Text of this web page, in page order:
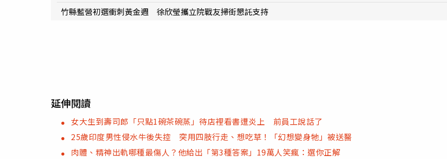
竹縣藍營初選衝刺黃金週 徐欣瑩攜立院戰友掃街懇託支持
延伸閱讀
女大生到壽司郎「只點1碗茶碗蒸」待店裡看書遭炎上 前員工說話了
25歲印度男性侵水牛後失控 突用四肢行走、想吃草！「幻想變身牠」被送醫
肉體、精神出軌哪種最傷人？他給出「第3種答案」19萬人笑瘋：選你正解